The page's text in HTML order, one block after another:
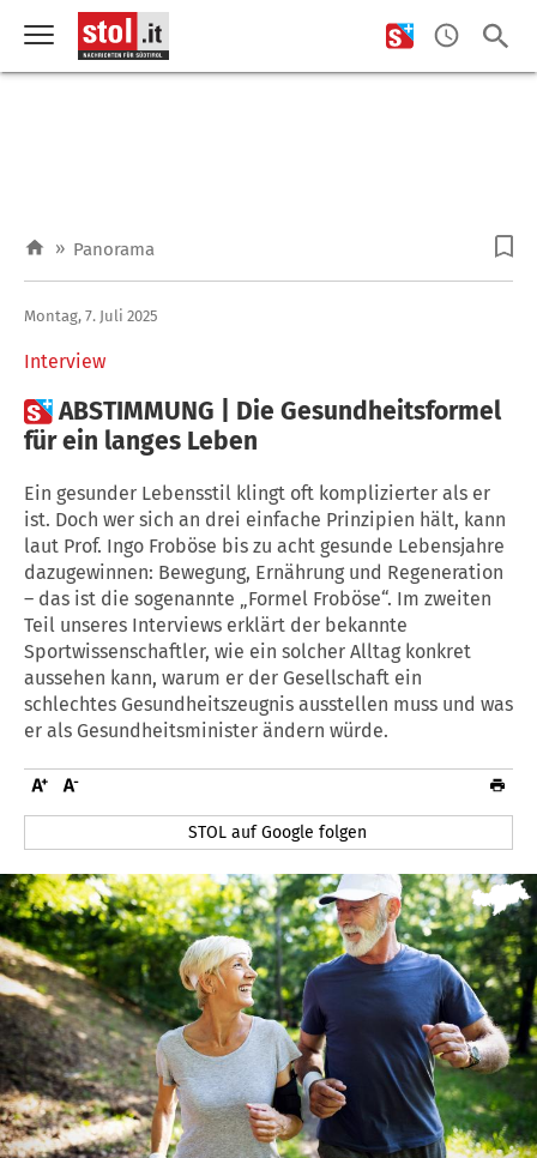
» Panorama
Interview
Montag, 7. Juli 2025
ABSTIMMUNG | Die Gesundheitsformel
für ein langes Leben
Ein gesunder Lebensstil klingt oft komplizierter als er
ist. Doch wer sich an drei einfache Prinzipien hält, kann
laut Prof. Ingo Froböse bis zu acht gesunde Lebensjahre
dazugewinnen: Bewegung, Ernährung und Regeneration
– das ist die sogenannte „Formel Froböse“. Im zweiten
Teil unseres Interviews erklärt der bekannte
Sportwissenschaftler, wie ein solcher Alltag konkret
aussehen kann, warum er der Gesellschaft ein
schlechtes Gesundheitszeugnis ausstellen muss und was
er als Gesundheitsminister ändern würde.
STOL auf Google folgen